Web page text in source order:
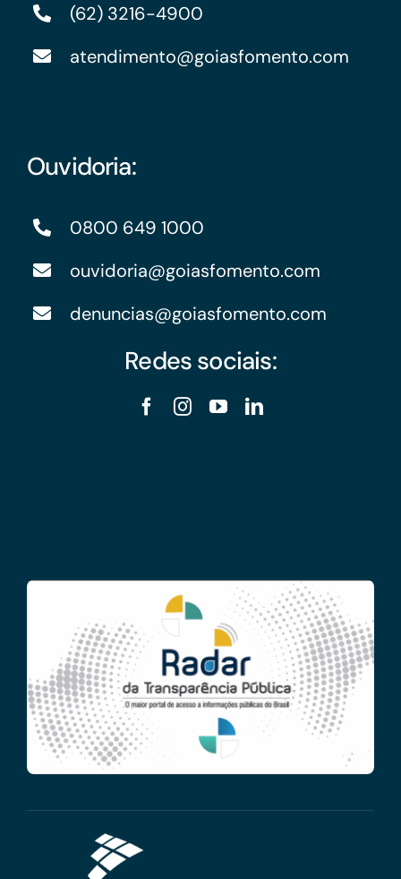
(62) 3216-4900
atendimento@goiasfomento.com
Ouvidoria:
0800 649 1000
ouvidoria@goiasfomento.com
denuncias@goiasfomento.com
Redes sociais: